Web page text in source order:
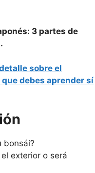
3 partes de
sobre el
debes aprender sí
bonsái?
exterior o será